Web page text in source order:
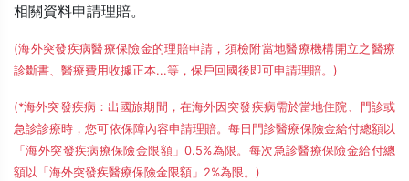
相關資料申請理賠。
(海外突發疾病醫療保險金的理賠申請，須檢附當地醫療機構開立之醫療
診斷書、醫療費用收據正本...等，保戶回國後即可申請理賠。)
(*海外突發疾病：出國旅期間，在海外因突發疾病需於當地住院、門診或
急診診療時，您可依保障內容申請理賠。每日門診醫療保險金給付總額以
「海外突發疾病療保險金限額」0.5%為限。每次急診醫療保險金給付總
額以「海外突發疾醫療保險金限額」2%為限。)